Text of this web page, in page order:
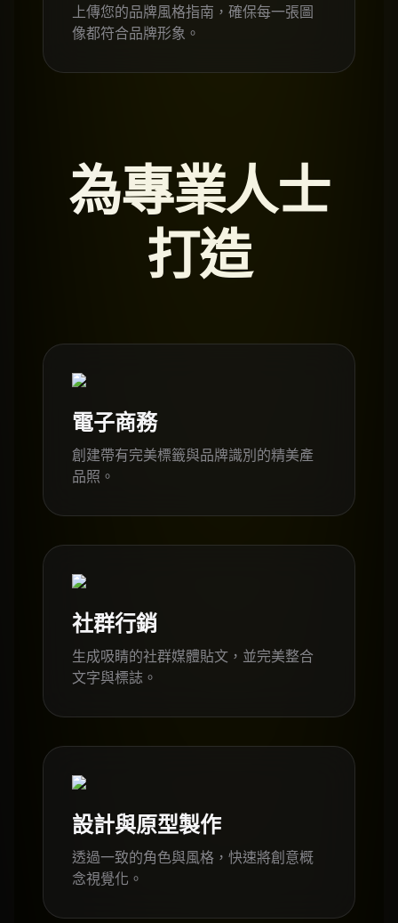
上傳您的品牌風格指南，確保每一張圖
像都符合品牌形象。
為專業人士
打造
電子商務
創建帶有完美標籤與品牌識別的精美產
品照。
社群行銷
生成吸睛的社群媒體貼文，並完美整合
文字與標誌。
設計與原型製作
透過一致的角色與風格，快速將創意概
念視覺化。